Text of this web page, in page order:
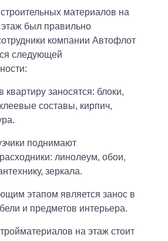
материалов на
был правильно
компании Автофлот
следующей
заносятся: блоки,
составы, кирпич,
поднимают
линолеум, обои,
зеркала.
этапом является занос в
и предметов интерьера.
на этаж стоит